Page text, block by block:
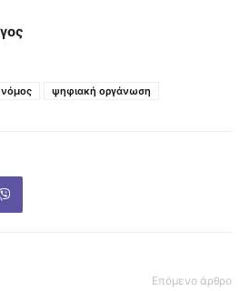
νόμος ψηφιακή οργάνωση
Επόμενο άρθρο